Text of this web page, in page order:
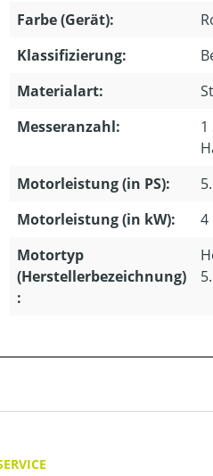
Farbe (Gerät):
Klassifizierung:
Materialart:
Messeranzahl:
1
Motorleistung (in PS):
Motorleistung (in kW):
4
Motortyp
(Herstellerbezeichnung)
: